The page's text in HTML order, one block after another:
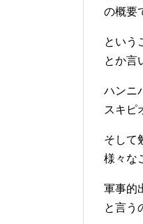
の概要
という
とか言
ハンニ
スキピ
そして
様々な
軍事的
と言う